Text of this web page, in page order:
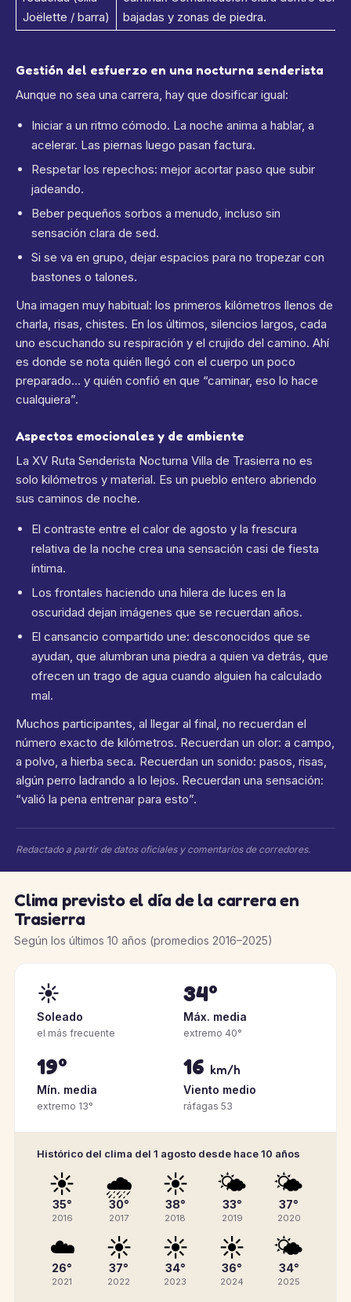
Joëlette / barra)
bajadas y zonas de piedra.
Gestión del esfuerzo en una nocturna senderista
Aunque no sea una carrera, hay que dosificar igual:
Iniciar a un ritmo cómodo. La noche anima a hablar, a
acelerar. Las piernas luego pasan factura.
Respetar los repechos: mejor acortar paso que subir
jadeando.
Beber pequeños sorbos a menudo, incluso sin
sensación clara de sed.
Si se va en grupo, dejar espacios para no tropezar con
bastones o talones.
Una imagen muy habitual: los primeros kilómetros llenos de
charla, risas, chistes. En los últimos, silencios largos, cada
uno escuchando su respiración y el crujido del camino. Ahí
es donde se nota quién llegó con el cuerpo un poco
preparado… y quién confió en que “caminar, eso lo hace
cualquiera”.
Aspectos emocionales y de ambiente
La XV Ruta Senderista Nocturna Villa de Trasierra no es
solo kilómetros y material. Es un pueblo entero abriendo
sus caminos de noche.
El contraste entre el calor de agosto y la frescura
relativa de la noche crea una sensación casi de fiesta
íntima.
Los frontales haciendo una hilera de luces en la
oscuridad dejan imágenes que se recuerdan años.
El cansancio compartido une: desconocidos que se
ayudan, que alumbran una piedra a quien va detrás, que
ofrecen un trago de agua cuando alguien ha calculado
mal.
Muchos participantes, al llegar al final, no recuerdan el
número exacto de kilómetros. Recuerdan un olor: a campo,
a polvo, a hierba seca. Recuerdan un sonido: pasos, risas,
algún perro ladrando a lo lejos. Recuerdan una sensación:
“valió la pena entrenar para esto”.
Redactado a partir de datos oficiales y comentarios de corredores.
Clima previsto el día de la carrera en
Trasierra
Según los últimos 10 años (promedios 2016–2025)
☀️
Soleado
el más frecuente
34°
Máx. media
extremo 40°
19°
Mín. media
extremo 13°
16 km/h
Viento medio
ráfagas 53
Histórico del clima del 1 agosto desde hace 10 años
☀️
35°
2016
🌧️
30°
2017
☀️
38°
2018
🌤️
33°
2019
🌤️
37°
2020
☁️
26°
2021
☀️
37°
2022
☀️
34°
2023
☀️
36°
2024
🌤️
34°
2025